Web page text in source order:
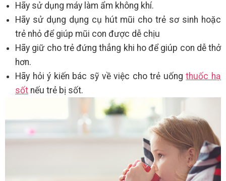
Hãy sử dụng máy làm ẩm không khí.
Hãy sử dụng dụng cụ hút mũi cho trẻ sơ sinh hoặc
trẻ nhỏ để giúp mũi con được dễ chịu
Hãy giữ cho trẻ đứng thẳng khi ho để giúp con dễ thở
hơn.
Hãy hỏi ý kiến bác sỹ về việc cho trẻ uốngthuốc hạ
sốt nếu trẻ bị sốt.